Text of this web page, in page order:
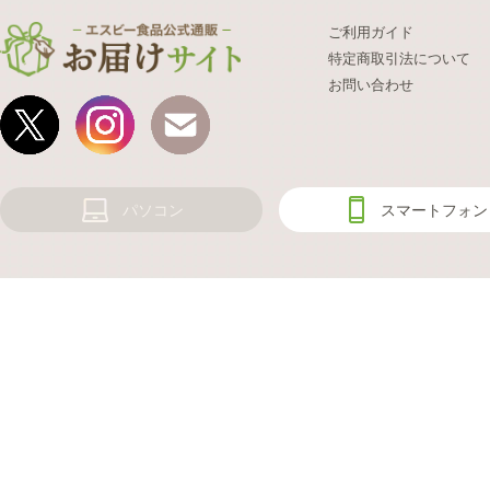
ご利用ガイド
特定商取引法について
お問い合わせ
パソコン スマートフォン